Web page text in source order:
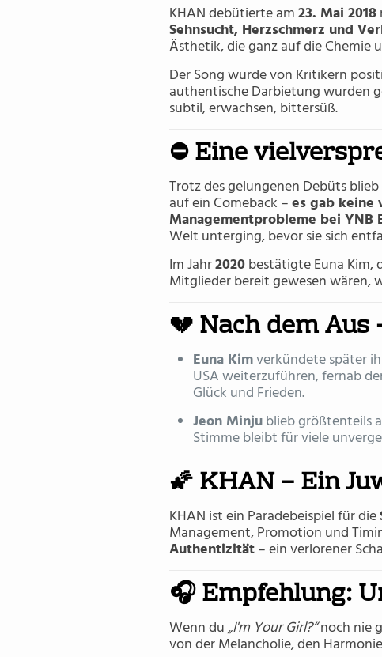
KHAN debütierte am23. Mai 2018
Sehnsucht, Herzschmerz und
Ästhetik, die ganz auf die Chemie
Der Song wurde von Kritikern
authentische Darbietung wurden
subtil, erwachsen, bittersüß.
⛔ Eine
Trotz des gelungenen Debüts blieb
auf ein Comeback –es gab keine
Managementprobleme bei YNB
Welt unterging, bevor sie sich
Im Jahr2020bestätigte Euna Kim,
Mitglieder bereit gewesen wären,
💔 Nach dem
Euna Kimverkündete später
USA weiterzuführen, fernab
Glück und Frieden.
Jeon Minjublieb größtenteils
Stimme bleibt für viele
🌠 KHAN – Ein
KHAN ist ein Paradebeispiel für die
Management, Promotion und
Authentizität– ein verlorener
🎧 Empfehlung:
Wenn du„I'm Your Girl?“noch nie
von der Melancholie, den